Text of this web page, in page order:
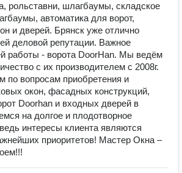
рольставни, шлагбаумы, складское
автоматика для ворот,
и дверей. Брянск уже отлично
деловой репутации. Важное
работы - ворота DoоrHan. Мы ведём
с их производителем с 2008г.
по вопросам приобретения и
окон, фасадных конструкций,
Doоrhan и входных дверей в
на долгое и плодотворное
интересы клиента являются
приоритетов! Мастер Окна –